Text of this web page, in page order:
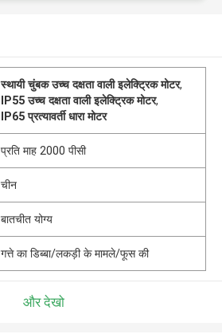
स्थायी चुंबक उच्च दक्षता वाली इलेक्ट्रिक मोटर,
IP55 उच्च दक्षता वाली इलेक्ट्रिक मोटर,
IP65 प्रत्यावर्ती धारा मोटर
प्रति माह 2000 पीसी
चीन
बातचीत योग्य
गत्ते का डिब्बा/लकड़ी के मामले/फूस की
और देखो